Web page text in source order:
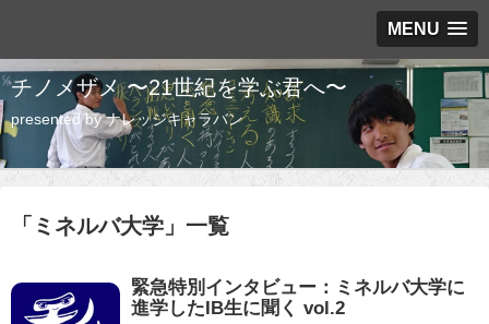
MENU
チノメザメ 〜21世紀を学ぶ君へ〜
presented by ナレッジキャラバン
「 ミネルバ大学 」 一覧
緊急特別インタビュー：ミネルバ大学に
進学したIB生に聞く vol.2